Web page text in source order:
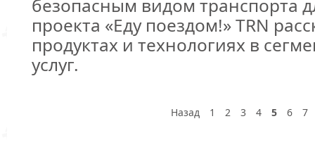
безопасным видом транспорта
проекта «Еду поездом!» TRN
продуктах и технологиях в
услуг.
Назад 1 2 3 4 5 6 7